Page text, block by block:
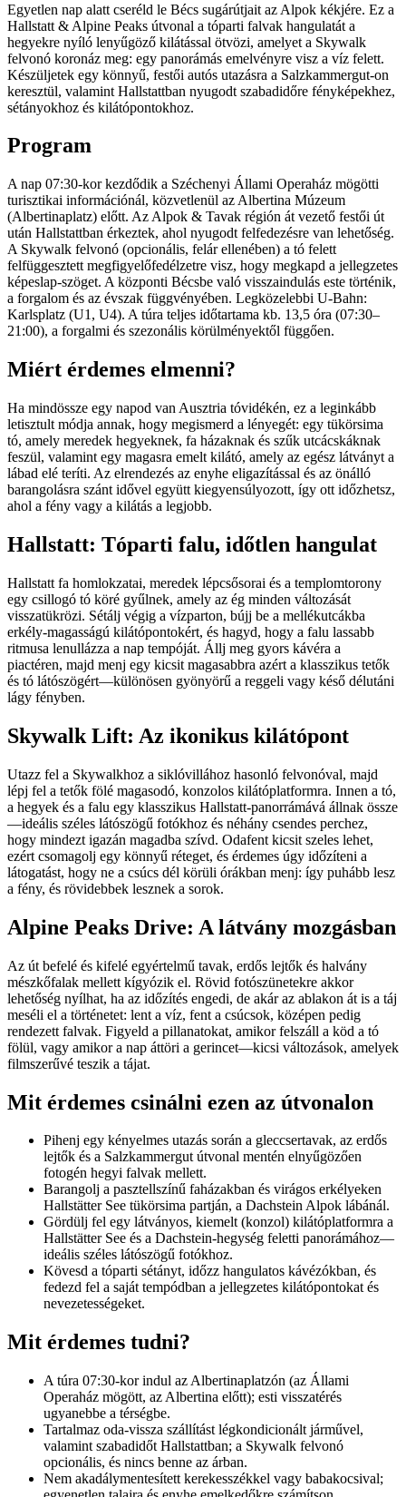
Egyetlen nap alatt cseréld le Bécs sugárútjait az Alpok kékjére. Ez a
Hallstatt & Alpine Peaks útvonal a tóparti falvak hangulatát a
hegyekre nyíló lenyűgöző kilátással ötvözi, amelyet a Skywalk
felvonó koronáz meg: egy panorámás emelvényre visz a víz felett.
Készüljetek egy könnyű, festői autós utazásra a Salzkammergut-on
keresztül, valamint Hallstattban nyugodt szabadidőre fényképekhez,
sétányokhoz és kilátópontokhoz.
Program
A nap 07:30-kor kezdődik a Széchenyi Állami Operaház mögötti
turisztikai információnál, közvetlenül az Albertina Múzeum
(Albertinaplatz) előtt. Az Alpok & Tavak régión át vezető festői út
után Hallstattban érkeztek, ahol nyugodt felfedezésre van lehetőség.
A Skywalk felvonó (opcionális, felár ellenében) a tó felett
felfüggesztett megfigyelőfedélzetre visz, hogy megkapd a jellegzetes
képeslap-szöget. A központi Bécsbe való visszaindulás este történik,
a forgalom és az évszak függvényében. Legközelebbi U-Bahn:
Karlsplatz (U1, U4). A túra teljes időtartama kb. 13,5 óra (07:30–
21:00), a forgalmi és szezonális körülményektől függően.
Miért érdemes elmenni?
Ha mindössze egy napod van Ausztria tóvidékén, ez a leginkább
letisztult módja annak, hogy megismerd a lényegét: egy tükörsima
tó, amely meredek hegyeknek, fa házaknak és szűk utcácskáknak
feszül, valamint egy magasra emelt kilátó, amely az egész látványt a
lábad elé teríti. Az elrendezés az enyhe eligazítással és az önálló
barangolásra szánt idővel együtt kiegyensúlyozott, így ott időzhetsz,
ahol a fény vagy a kilátás a legjobb.
Hallstatt: Tóparti falu, időtlen hangulat
Hallstatt fa homlokzatai, meredek lépcsősorai és a templomtorony
egy csillogó tó köré gyűlnek, amely az ég minden változását
visszatükrözi. Sétálj végig a vízparton, bújj be a mellékutcákba
erkély-magasságú kilátópontokért, és hagyd, hogy a falu lassabb
ritmusa lenullázza a nap tempóját. Állj meg gyors kávéra a
piactéren, majd menj egy kicsit magasabbra azért a klasszikus tetők
és tó látószögért—különösen gyönyörű a reggeli vagy késő délutáni
lágy fényben.
Skywalk Lift: Az ikonikus kilátópont
Utazz fel a Skywalkhoz a siklóvillához hasonló felvonóval, majd
lépj fel a tetők fölé magasodó, konzolos kilátóplatformra. Innen a tó,
a hegyek és a falu egy klasszikus Hallstatt-panorrámává állnak össze
—ideális széles látószögű fotókhoz és néhány csendes perchez,
hogy mindezt igazán magadba szívd. Odafent kicsit szeles lehet,
ezért csomagolj egy könnyű réteget, és érdemes úgy időzíteni a
látogatást, hogy ne a csúcs dél körüli órákban menj: így puhább lesz
a fény, és rövidebbek lesznek a sorok.
Alpine Peaks Drive: A látvány mozgásban
Az út befelé és kifelé egyértelmű tavak, erdős lejtők és halvány
mészkőfalak mellett kígyózik el. Rövid fotószünetekre akkor
lehetőség nyílhat, ha az időzítés engedi, de akár az ablakon át is a táj
meséli el a történetet: lent a víz, fent a csúcsok, középen pedig
rendezett falvak. Figyeld a pillanatokat, amikor felszáll a köd a tó
fölül, vagy amikor a nap áttöri a gerincet—kicsi változások, amelyek
filmszerűvé teszik a tájat.
Mit érdemes csinálni ezen az útvonalon
Pihenj egy kényelmes utazás során a gleccsertavak, az erdős
lejtők és a Salzkammergut útvonal mentén elnyűgözően
fotogén hegyi falvak mellett.
Barangolj a pasztellszínű faházakban és virágos erkélyeken
Hallstätter See tükörsima partján, a Dachstein Alpok lábánál.
Gördülj fel egy látványos, kiemelt (konzol) kilátóplatformra a
Hallstätter See és a Dachstein-hegység feletti panorámához—
ideális széles látószögű fotókhoz.
Kövesd a tóparti sétányt, időzz hangulatos kávézókban, és
fedezd fel a saját tempódban a jellegzetes kilátópontokat és
nevezetességeket.
Mit érdemes tudni?
A túra 07:30-kor indul az Albertinaplatzón (az Állami
Operaház mögött, az Albertina előtt); esti visszatérés
ugyanebbe a térségbe.
Tartalmaz oda-vissza szállítást légkondicionált járművel,
valamint szabadidőt Hallstattban; a Skywalk felvonó
opcionális, és nincs benne az árban.
Nem akadálymentesített kerekesszékkel vagy babakocsival;